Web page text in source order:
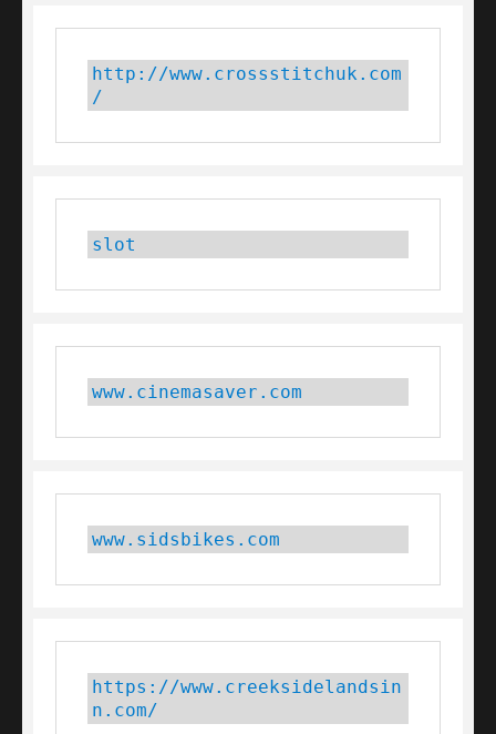
http://www.crossstitchuk.com
/
slot
www.cinemasaver.com
www.sidsbikes.com
https://www.creeksidelandsin
n.com/